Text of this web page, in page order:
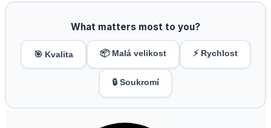
What matters most to you?
🎯 Kvalita 📦 Malá velikost ⚡ Rychlost
🔒 Soukromí